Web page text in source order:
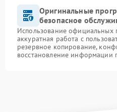
Оригинальные
безопасное
Использование официальных
аккуратная работа с
резервное копирование,
восстановление информации